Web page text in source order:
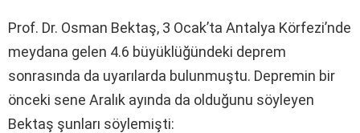
Prof. Dr. Osman Bektaş, 3 Ocak’ta Antalya Körfezi’nde
meydana gelen 4.6 büyüklüğündeki deprem
sonrasında da uyarılarda bulunmuştu. Depremin bir
önceki sene Aralık ayında da olduğunu söyleyen
Bektaş şunları söylemişti: